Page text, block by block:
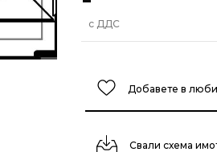
с ДДС
Добавете в
Свали схема